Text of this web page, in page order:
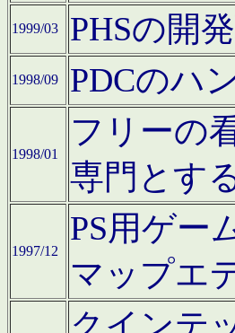
1999/03 PHSの開
1998/09 PDCのハ
1998/01
フリーの
専門とす
1997/12
PS用ゲー
マップエ
クインテ